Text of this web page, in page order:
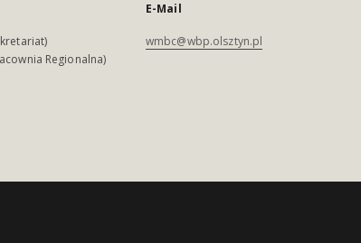
Regionalna)
E-Mail
wmbc@wbp.olsztyn.pl